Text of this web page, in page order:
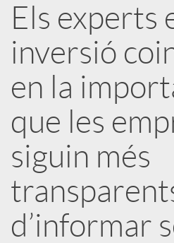
r
x
e
s
S
Els experts
inversió
en la
que les
siguin més
d’informar